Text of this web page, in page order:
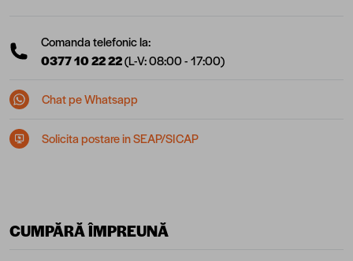
Comanda telefonic la:
0377 10 22 22(L-V: 08:00 - 17:00)
Chat pe Whatsapp
Solicita postare in SEAP/SICAP
CUMPĂRĂ ÎMPREUNĂ